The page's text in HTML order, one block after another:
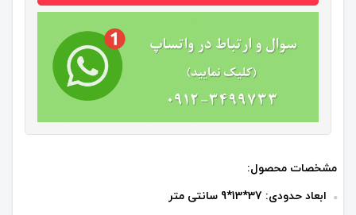
مشخصات محصول:
ابعاد حدودی: 37*13*9 سانتی متر